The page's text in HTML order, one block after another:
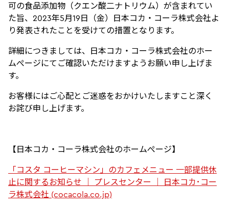
可の食品添加物（クエン酸二ナトリウム）が含まれてい
た旨、2023年5月19日（金）日本コカ・コーラ株式会社よ
り発表されたことを受けての措置となります。
詳細につきましては、日本コカ・コーラ株式会社のホー
ムぺージにてご確認いただけますようお願い申し上げま
す。
お客様にはご心配とご迷惑をおかけいたしますこと深く
お詫び申し上げます。
【日本コカ・コーラ株式会社のホームぺージ】
「コスタ コーヒーマシン」のカフェメニュー 一部提供休
止に関するお知らせ
プレスセンター
日本コカ･コー
ラ株式会社 (cocacola.co.jp)